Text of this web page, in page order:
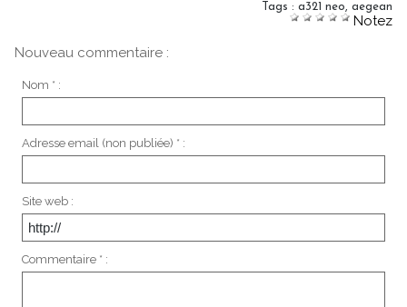
Tags : a321 neo, aegean
Notez
Nouveau commentaire :
Nom * :
Adresse email (non publiée) * :
Site web :
Commentaire * :